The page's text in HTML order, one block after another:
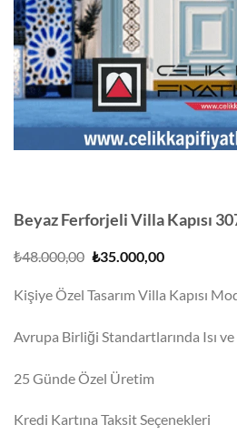
Beyaz Ferforjeli Villa Kapısı
₺48.000,00 Orijinal
₺35.000,00Şu
₺35.000,00.
Kişiye Özel Tasarım Villa Kapısı
Avrupa Birliği Standartlarında Isı ve
25 Günde Özel Üretim
Kredi Kartına Taksit Seçenekleri